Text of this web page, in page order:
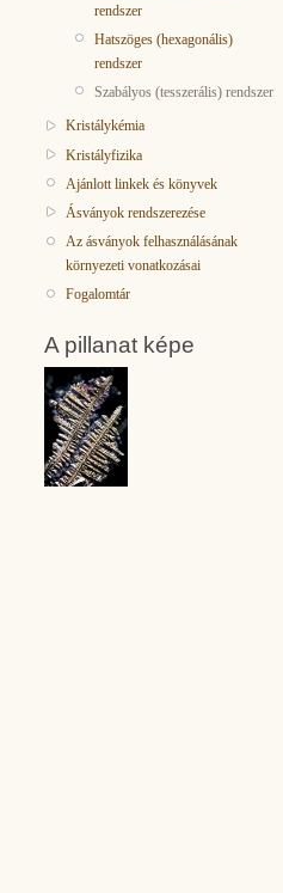
rendszer
Hatszöges (hexagonális)
rendszer
Szabályos (tesszerális) rendszer
Kristálykémia
Kristályfizika
Ajánlott linkek és könyvek
Ásványok rendszerezése
Az ásványok felhasználásának
környezeti vonatkozásai
Fogalomtár
A pillanat képe